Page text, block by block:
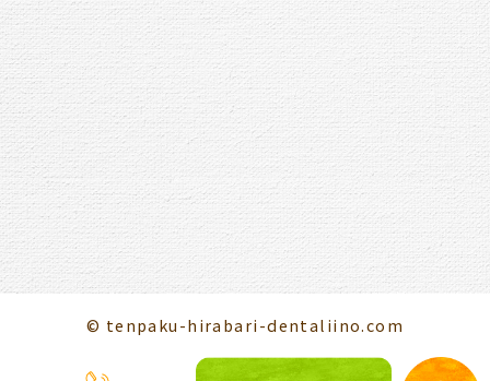
© tenpaku-hirabari-dentaliino.com